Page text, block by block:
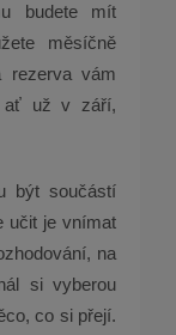
budete mít
měsíčně
rezerva vám
ať už v září,
být součástí
učit je vnímat
na
si vyberou
co si přejí.